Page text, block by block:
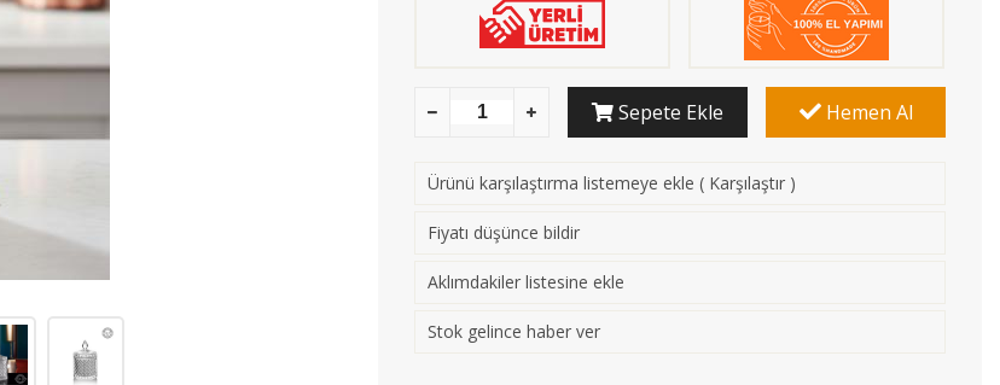
Sepete Ekle Hemen Al
Ürünü karşılaştırma listemeye ekle ( Karşılaştır )
Fiyatı düşünce bildir
Aklımdakiler listesine ekle
Stok gelince haber ver